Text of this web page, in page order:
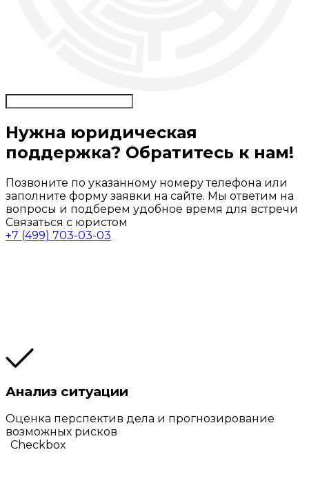
Нужна юридическая
поддержка? Обратитесь к нам!
Позвоните по указанному номеру телефона или
заполните форму заявки на сайте. Мы ответим на
вопросы и подберем удобное время для встречи
Связаться с юристом
+7 (499) 703-03-03
Анализ ситуации
Оценка перспектив дела и прогнозирование
возможных рисков
Checkbox